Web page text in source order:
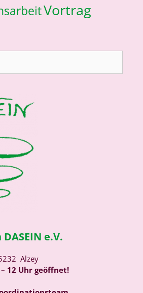
Vortrag
e.V.
Alzey
12 Uhr geöffnet!